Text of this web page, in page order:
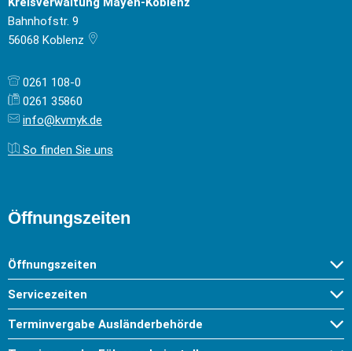
Bahnhofstr. 9
56068 Koblenz
0261 108-0
0261 35860
info@kvmyk.de
So finden Sie uns
Öffnungszeiten
Öffnungszeiten
Servicezeiten
Terminvergabe Ausländerbehörde